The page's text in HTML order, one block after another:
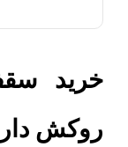
روکش دار